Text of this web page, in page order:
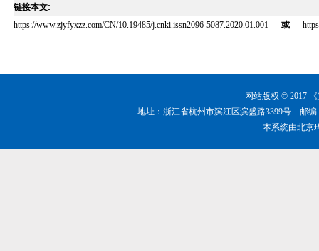
链接本文:
https://www.zjyfyxzz.com/CN/10.19485/j.cnki.issn2096-5087.2020.01.001
或
网站版权 © 2017
地址：浙江省杭州市滨江区滨盛路3399号 邮编
本系统由北京